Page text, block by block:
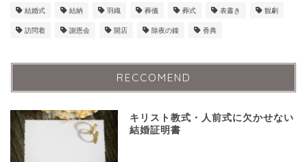
結婚式 結納 羽織 葬儀 葬式 表書き 観劇
訪問着 謝恩会 開店 除夜の鐘 香典
RECCOMEND
キリスト教式・人前式に欠かせない
結婚証明書